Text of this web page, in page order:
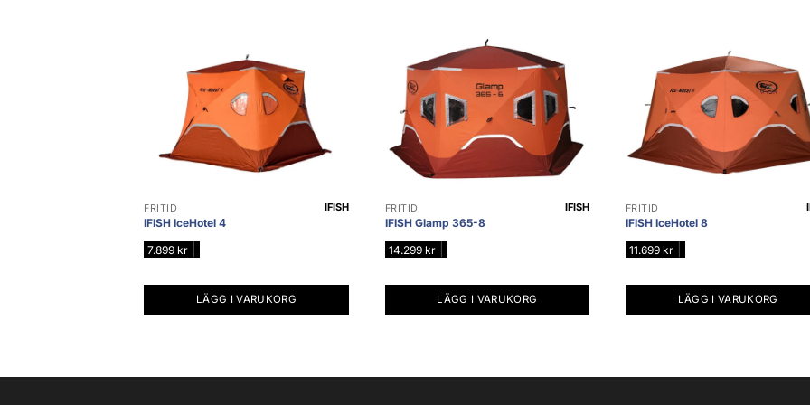
FRITID
IFISH IceHotel 4
IFISH
7.899 kr
LÄGG I VARUKORG
FRITID
IFISH Glamp 365-8
IFISH
14.299 kr|
LÄGG I VARUKORG
FRITID
IFISH IceHotel 8
11.699 kr|
LÄGG I VARUKORG